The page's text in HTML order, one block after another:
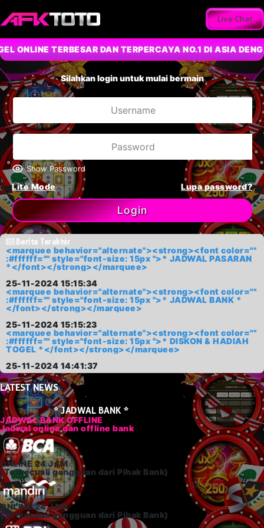
Live Chat
ONLINE TERBESAR DAN TERPERCAYA NO.1 DI ASIA
Silahkan login untuk mulai bermain
Show Password
Lite Mode Lupa password?
Login
Berita Terakhir
<marquee behavior="alternate"><strong><font color=""
:#ffffff="" style="font-size: 15px ">* JADWAL PASARAN
*</font></strong></marquee>
25-11-2024 15:15:34
<marquee behavior="alternate"><strong><font color=""
:#ffffff="" style="font-size: 15px ">* JADWAL BANK *
</font></strong></marquee>
25-11-2024 15:15:23
<marquee behavior="alternate"><strong><font color=""
:#ffffff="" style="font-size: 15px ">* DISKON & HADIAH
TOGEL *</font></strong></marquee>
25-11-2024 14:41:37
LATESTNEWS
* JADWAL BANK *
JADWAL BANK OFFLINE
Jadwal online dan offline bank
ONLINE 24 JAM
(Terkecuali gangguan dari Pihak Bank)
ONLINE 24 JAM
(Terkecuali gangguan dari Pihak Bank)